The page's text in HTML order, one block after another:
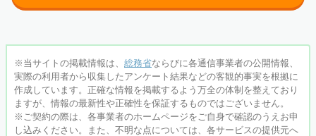
※当サイトの掲載情報は、 総務省ならびに各通信事業者の公開情報、
実際の利用者から収集したアンケート結果などの客観的事実を根拠に
作成しています。正確な情報を掲載するよう万全の体制を整えており
ますが、情報の最新性や正確性を保証するものではございません。
※ご契約の際は、各事業者のホームページをご自身で確認のうえお申
し込みください。また、不明な点については、各サービスの提供元へ